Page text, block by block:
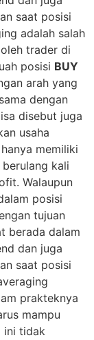
saat posisi
adalah salah
trader di
posisi BUY
arah yang
dengan
disebut juga
usaha
memiliki
kali
Walaupun
posisi
tujuan
berada dalam
dan juga
saat posisi
prakteknya
mampu
ini tidak